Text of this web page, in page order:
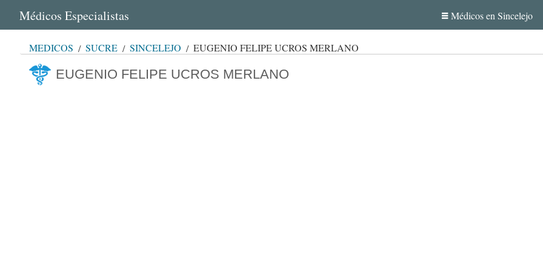
Médicos Especialistas Médicos en Sincelejo
MÉDICOS SUCRE SINCELEJO EUGENIO FELIPE UCROS MERLANO
EUGENIO FELIPE UCROS MERLANO